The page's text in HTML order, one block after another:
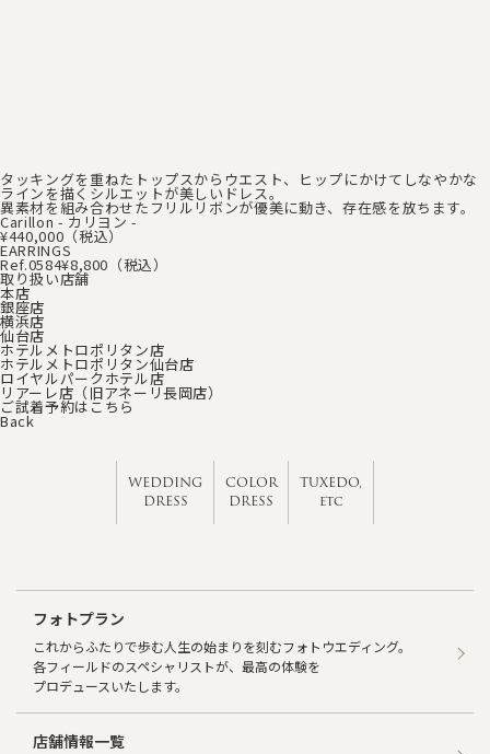
タッキングを重ねたトップスからウエスト、ヒップにかけて しなやかな
ラインを描くシルエットが美しいドレス。
異素材を組み合わせたフリルリボンが優美に動き、存在感を放ちます。
Carillon - カリヨン -
¥440,000（税込）
EARRINGS
Ref.0584¥8,800（税込）
取り扱い店舗
本店
銀座店
横浜店
仙台店
ホテルメトロポリタン店
ホテルメトロポリタン仙台店
ロイヤルパークホテル店
リアーレ店（旧アネーリ長岡店）
ご試着予約はこちら
Back
WEDDING
DRESS
COLOR
DRESS
TUXEDO,
etc
フォトプラン
これからふたりで歩む人生の始まりを刻むフォトウエディング。
各フィールドのスペシャリストが、最高の体験を
プロデュースいたします。
店舗情報一覧